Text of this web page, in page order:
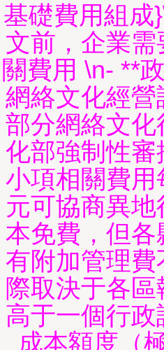
基礎費用組成
文前，企業
關費用 \n- **
網絡文化經營
部分網絡文
化部強制性
小項相關費
元可協商異
本免費，但
有附加管理
際取決于各
高于一個行
成本額度（